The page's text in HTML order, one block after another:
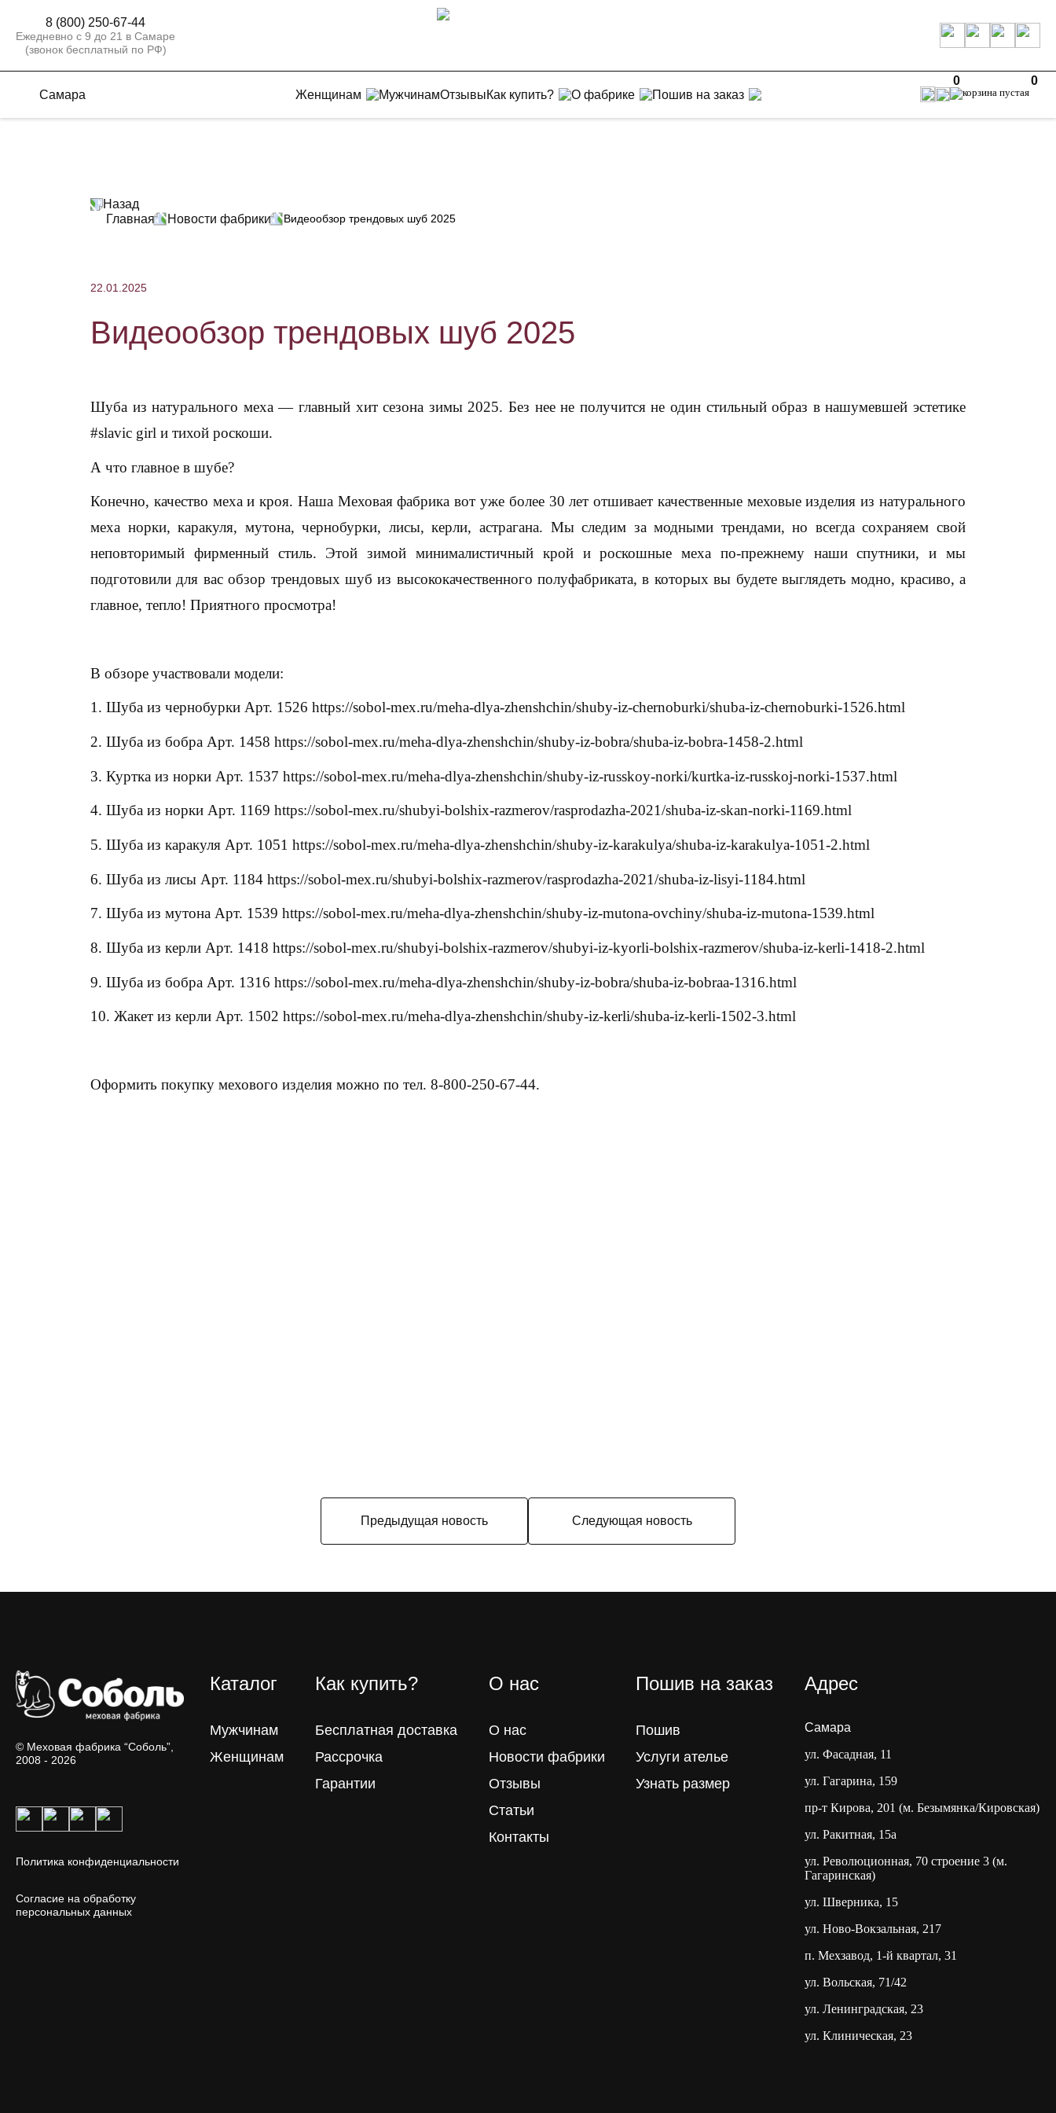
8 (800) 250-67-44
Ежедневно с 9 до 21 в Самаре
(звонок бесплатный по РФ)
Самара Женщинам МужчинамОтзывыКак купить? О фабрике Пошив на заказ
0 0
Назад
Главная
Новости фабрики Видеообзор трендовых шуб 2025
22.01.2025
Видеообзор трендовых шуб 2025
Шуба из натурального меха — главный хит сезона зимы 2025. Без нее не получится не один стильный образ в нашумевшей эстетике
#slavic girl и тихой роскоши.
А что главное в шубе?
Конечно, качество меха и кроя. Наша Меховая фабрика вот уже более 30 лет отшивает качественные меховые изделия из натурального
меха норки, каракуля, мутона, чернобурки, лисы, керли, астрагана. Мы следим за модными трендами, но всегда сохраняем свой
неповторимый фирменный стиль. Этой зимой минималистичный крой и роскошные меха по-прежнему наши спутники, и мы
подготовили для вас обзор трендовых шуб из высококачественного полуфабриката, в которых вы будете выглядеть модно, красиво, а
главное, тепло! Приятного просмотра!
В обзоре участвовали модели:
1. Шуба из чернобурки Арт. 1526 https://sobol-mex.ru/meha-dlya-zhenshchin/shuby-iz-chernoburki/shuba-iz-chernoburki-1526.html
2. Шуба из бобра Арт. 1458 https://sobol-mex.ru/meha-dlya-zhenshchin/shuby-iz-bobra/shuba-iz-bobra-1458-2.html
3. Куртка из норки Арт. 1537 https://sobol-mex.ru/meha-dlya-zhenshchin/shuby-iz-russkoy-norki/kurtka-iz-russkoj-norki-1537.html
4. Шуба из норки Арт. 1169 https://sobol-mex.ru/shubyi-bolshix-razmerov/rasprodazha-2021/shuba-iz-skan-norki-1169.html
5. Шуба из каракуля Арт. 1051 https://sobol-mex.ru/meha-dlya-zhenshchin/shuby-iz-karakulya/shuba-iz-karakulya-1051-2.html
6. Шуба из лисы Арт. 1184 https://sobol-mex.ru/shubyi-bolshix-razmerov/rasprodazha-2021/shuba-iz-lisyi-1184.html
7. Шуба из мутона Арт. 1539 https://sobol-mex.ru/meha-dlya-zhenshchin/shuby-iz-mutona-ovchiny/shuba-iz-mutona-1539.html
8. Шуба из керли Арт. 1418 https://sobol-mex.ru/shubyi-bolshix-razmerov/shubyi-iz-kyorli-bolshix-razmerov/shuba-iz-kerli-1418-2.html
9. Шуба из бобра Арт. 1316 https://sobol-mex.ru/meha-dlya-zhenshchin/shuby-iz-bobra/shuba-iz-bobraa-1316.html
10. Жакет из керли Арт. 1502 https://sobol-mex.ru/meha-dlya-zhenshchin/shuby-iz-kerli/shuba-iz-kerli-1502-3.html
Оформить покупку мехового изделия можно по тел. 8-800-250-67-44.
Предыдущая новость Следующая новость
© Меховая фабрика “Соболь”,
2008 - 2026
Политика конфиденциальности
Согласие на обработку
персональных данных
Каталог
Мужчинам
Женщинам
Как купить?
Бесплатная доставка
Рассрочка
Гарантии
О нас
О нас
Новости фабрики
Отзывы
Статьи
Контакты
Пошив на заказ
Пошив
Услуги ателье
Узнать размер
Адрес
Самара
ул. Фасадная, 11
ул. Гагарина, 159
пр-т Кирова, 201 (м. Безымянка/Кировская)
ул. Ракитная, 15а
ул. Революционная, 70 строение 3 (м.
Гагаринская)
ул. Шверника, 15
ул. Ново-Вокзальная, 217
п. Мехзавод, 1-й квартал, 31
ул. Вольская, 71/42
ул. Ленинградская, 23
ул. Клиническая, 23